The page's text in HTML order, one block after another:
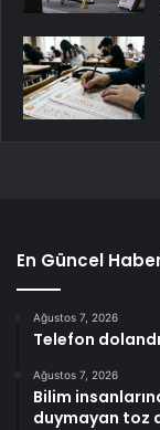
En Güncel
Ağustos 7, 2026
Telefon
Ağustos 7, 2026
Bilim
duymayan toz